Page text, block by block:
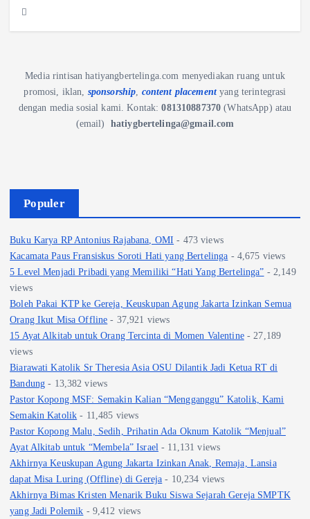
Media rintisan hatiyangbertelinga.com menyediakan ruang untuk
promosi, iklan, sponsorship content placementyang terintegrasi
dengan media sosial kami.Kontak:081310887370(WhatsApp) atau
(email) hatiygbertelinga@gmail.com
Populer
Buku Karya RP Antonius Rajabana, OMI - 473 views
Kacamata Paus Fransiskus Soroti Hati yang Bertelinga - 4,675 views
5 Level Menjadi Pribadi yang Memiliki “Hati Yang Bertelinga” - 2,149
views
Boleh Pakai KTP ke Gereja, Keuskupan Agung Jakarta Izinkan Semua
Orang Ikut Misa Offline - 37,921 views
15 Ayat Alkitab untuk Orang Tercinta di Momen Valentine- 27,189
views
Biarawati Katolik Sr Theresia Asia OSU Dilantik Jadi Ketua RT di
Bandung - 13,382 views
Pastor Kopong MSF: Semakin Kalian “Mengganggu” Katolik, Kami
Semakin Katolik - 11,485 views
Pastor Kopong Malu, Sedih, Prihatin Ada Oknum Katolik “Menjual”
Ayat Alkitab untuk “Membela” Israel - 11,131 views
Akhirnya Keuskupan Agung Jakarta Izinkan Anak, Remaja, Lansia
dapat Misa Luring (Offline) di Gereja - 10,234 views
Akhirnya Bimas Kristen Menarik Buku Siswa Sejarah Gereja SMPTK
yang Jadi Polemik - 9,412 views